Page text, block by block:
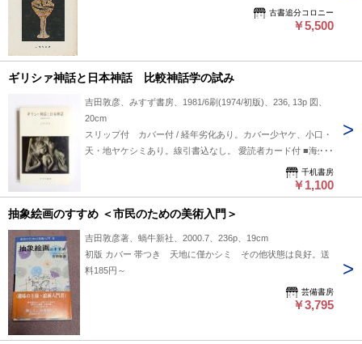
古書追分コロニー
￥5,500
ギリシァ神話と日本神話 比較神話学の試み
吉田敦彦、みすず書房、1981/6刷(1974/初版)、236, 13p 図、
20cm
スリップ付 カバー付 / 経年劣化あり。カバー少ヤケ、小口・
天・地ヤケシミあり。線引書込なし。 愛読者カード付 ■海外
千机書房
￥1,100
抽象絵画のすすめ ＜市民のための美術入門＞
吉田敦彦著、蝸牛新社、2000.7、236p、19cm
初版 カバー 帯つき 天地に僅かシミ その他状態は良好。送
料185円～
芸備書房
￥3,795